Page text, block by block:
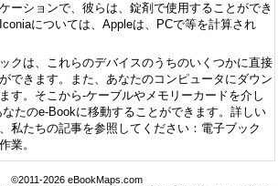
ーションで、彼らは、錠剤で使用することができ
については、Appleは、PCで等を計算され
クは、これらのデバイスのうちのいくつかに直接
できます。また、あなたのコンピュータにダウン
す。そこから-ケーブルやメモリーカードを介し
たのe-Bookに移動することができます。詳しい
私たちの記事を参照してください：電子ブック
業。
©2011-2026 eBookMaps.com